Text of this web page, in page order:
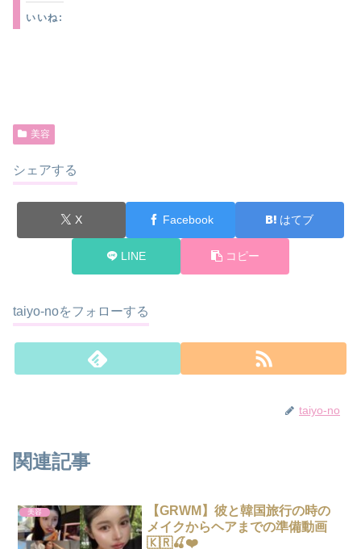
いいね:
美容
シェアする
X Facebook はてブ
LINE コピー
taiyo-noをフォローする
taiyo-no
関連記事
美容
【GRWM】彼と韓国旅行の時の
メイクからヘアまでの準備動画
🇰🇷🍒❤️